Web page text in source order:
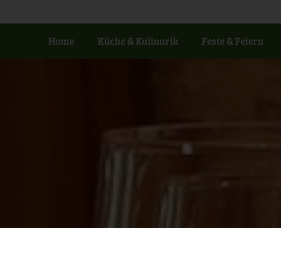
Home Küche & Kulinarik Feste & Feiern